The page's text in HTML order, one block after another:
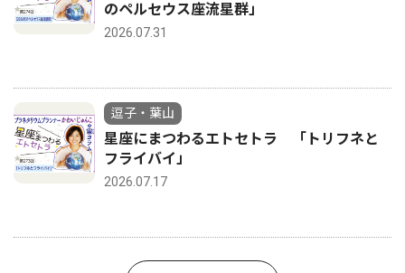
のペルセウス座流星群」
2026.07.31
逗子・葉山
星座にまつわるエトセトラ 「トリフネと
フライバイ」
2026.07.17